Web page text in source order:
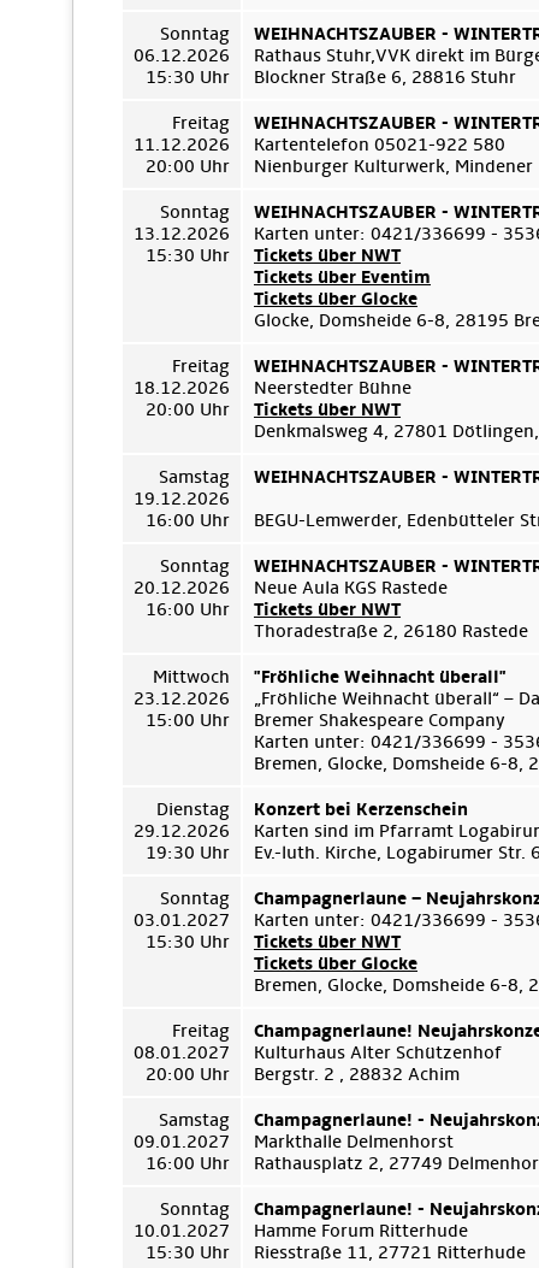
Sonntag
06.12.2026
15:30 Uhr
WEIHNACHTSZAUBER -
Rathaus Stuhr,VVK direkt im
Blockner Straße 6, 28816 Stuhr
Freitag
11.12.2026
20:00 Uhr
WEIHNACHTSZAUBER -
Kartentelefon 05021-922 580
Nienburger Kulturwerk,
Sonntag
13.12.2026
15:30 Uhr
WEIHNACHTSZAUBER -
Karten unter: 0421/336699 -
Tickets über NWT
Tickets über Eventim
Tickets über Glocke
Glocke, Domsheide 6-8, 28195
Freitag
18.12.2026
20:00 Uhr
WEIHNACHTSZAUBER -
Neerstedter Bühne
Tickets über NWT
Denkmalsweg 4, 27801
Samstag
19.12.2026
16:00 Uhr
WEIHNACHTSZAUBER -
BEGU-Lemwerder, Edenbütteler
Sonntag
20.12.2026
16:00 Uhr
WEIHNACHTSZAUBER -
Neue Aula KGS Rastede
Tickets über NWT
Thoradestraße 2, 26180 Rastede
Mittwoch
23.12.2026
15:00 Uhr
"Fröhliche Weihnacht überall"
„Fröhliche Weihnacht überall“ –
Bremer Shakespeare Company
Karten unter: 0421/336699 -
Bremen, Glocke, Domsheide 6-8,
Dienstag
29.12.2026
19:30 Uhr
Konzert bei Kerzenschein
Karten sind im Pfarramt
Ev.-luth. Kirche, Logabirumer Str.
Sonntag
03.01.2027
15:30 Uhr
Champagnerlaune –
Karten unter: 0421/336699 -
Tickets über NWT
Tickets über Glocke
Bremen, Glocke, Domsheide 6-8,
Freitag
08.01.2027
20:00 Uhr
Champagnerlaune!
Kulturhaus Alter Schützenhof
Bergstr. 2 , 28832 Achim
Samstag
09.01.2027
16:00 Uhr
Champagnerlaune! -
Markthalle Delmenhorst
Rathausplatz 2, 27749
Sonntag
10.01.2027
15:30 Uhr
Champagnerlaune! -
Hamme Forum Ritterhude
Riesstraße 11, 27721 Ritterhude